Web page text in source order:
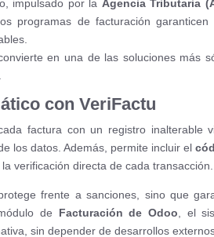
impulsado por la Agencia Tributaria
programas de facturación garanticen
en una de las soluciones más
con VeriFactu
factura con un registro inalterable
los datos. Además, permite incluir el
la verificación directa de cada transacción.
frente a sanciones, sino que
de Facturación de Odoo , el
sin depender de desarrollos